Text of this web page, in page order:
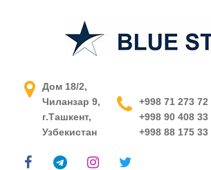
АСУ ТП в
Дом 18/2,
Чиланзар 9,
г.Ташкент,
Узбекистан
+998 71 273 72
+998 90 408 33
+998 88 175 33